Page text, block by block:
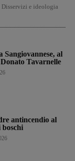
e ideologia
Sangiovannese, al
Tavarnelle
antincendio al
boschi